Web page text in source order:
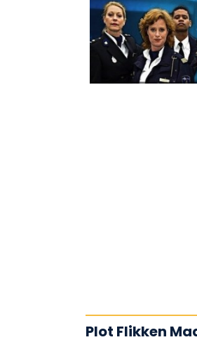
Plot Flikken